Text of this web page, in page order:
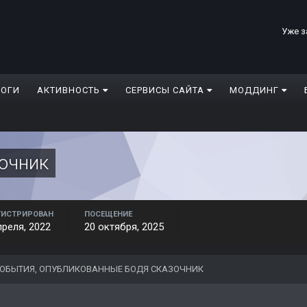
Уже
АКТИВНОСТЬ СЕРВИСЫ САЙТА МОДДИНГ
2022
ПОСЕЩЕНИЕ
20 октября, 2025
ОПУБЛИКОВАННЫЕ БОДЯ СКАЗОЧНИК